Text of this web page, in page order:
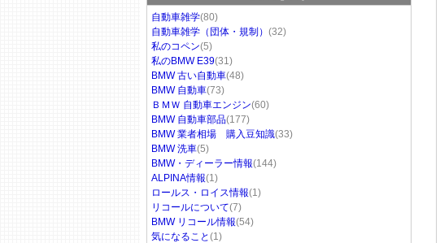
自動車雑学(80)
自動車雑学（団体・規制） (32)
私のコペン(5)
私のBMW E39(31)
BMW 古い自動車(48)
BMW 自動車(73)
ＢＭＷ 自動車エンジン(60)
BMW 自動車部品(177)
BMW 業者相場 購入豆知識(33)
BMW 洗車(5)
BMW・ディーラー情報(144)
ALPINA情報(1)
ロールス・ロイス情報(1)
リコールについて(7)
BMW リコール情報(54)
気になること(1)